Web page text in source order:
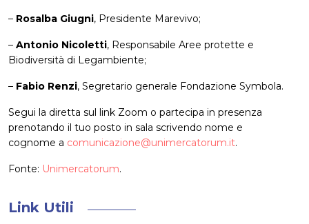
– Rosalba Giugni, Presidente Marevivo;
– Antonio Nicoletti, Responsabile Aree protette e
Biodiversità di Legambiente;
– Fabio Renzi, Segretario generale Fondazione Symbola.
Segui la diretta sul link Zoom o partecipa in presenza
prenotando il tuo posto in sala scrivendo nome e
cognome a comunicazione@unimercatorum.it.
Fonte: Unimercatorum.
Link Utili